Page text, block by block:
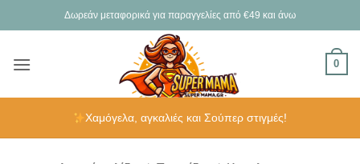
στο
Δωρεάν μεταφορικά για παραγγελίες από €49 και άνω
0
Χαμόγελα, αγκαλιές και Σούπερ στιγμές!